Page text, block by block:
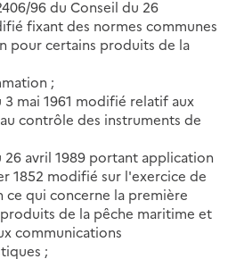
96 du Conseil du 26
fixant des normes communes
pour certains produits de la
;
3 mai 1961 modifié relatif aux
contrôle des instruments de
26 avril 1989 portant application
1852 modifié sur l'exercice de
ce qui concerne la première
de la pêche maritime et
communications
;